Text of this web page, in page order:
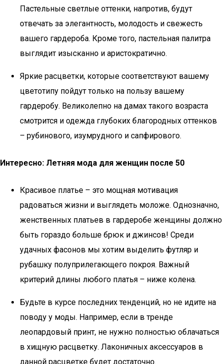
Пастельные светлые оттенки, напротив, будут
отвечать за элегантность, молодость и свежесть
вашего гардероба. Кроме того, пастельная палитра
выглядит изысканно и аристократично.
Яркие расцветки, которые соответствуют вашему
цветотипу пойдут только на пользу вашему
гардеробу. Великолепно на дамах такого возраста
смотрится и одежда глубоких благородных оттенков
– рубинового, изумрудного и сапфирового.
Интересно: Летняя мода для женщин после 50
Красивое платье – это мощная мотивация
радоваться жизни и выглядеть моложе. Однозначно,
женственных платьев в гардеробе женщины должно
быть гораздо больше брюк и джинсов! Среди
удачных фасонов мы хотим выделить футляр и
рубашку полуприлегающего покроя. Важный
критерий длины любого платья – ниже колена.
Будьте в курсе последних тенденций, но не идите на
поводу у моды. Например, если в тренде
леопардовый принт, не нужно полностью облачаться
в хищную расцветку. Лаконичных аксессуаров в
данной расцветке будет достаточно.